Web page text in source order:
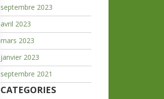
septembre 2023
avril 2023
mars 2023
janvier 2023
septembre 2021
CATEGORIES